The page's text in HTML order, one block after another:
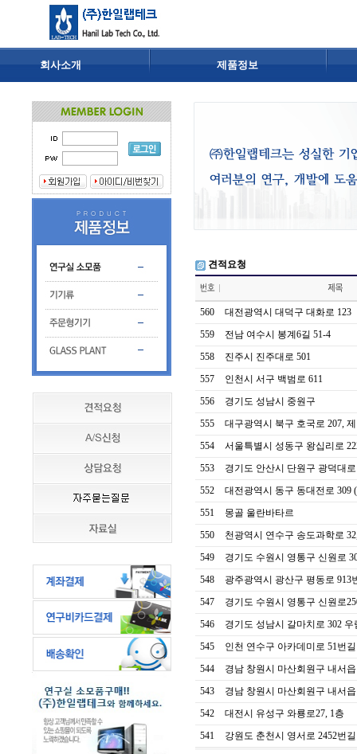
회사소개 제품정보
견적요청
560
대전광역시 대덕구 대화로 123
559
전남 여수시 봉계6길 51-4
558
진주시 진주대로 501
557
인천시 서구 백범로 611
556
경기도 성남시 중원구
555
대구광역시 북구 호국로 207,
554
서울특별시 성동구 왕십리로
553
경기도 안산시 단원구 광덕대로
552
대전광역시 동구 동대전로 309
551
몽골 울란바타르
550
천광역시 연수구 송도과학로
549
경기도 수원시 영통구 신원로
548
광주광역시 광산구 평동로 913
547
경기도 수원시 영통구 신원로
546
경기도 성남시 갈마치로 302
545
인천 연수구 아카데미로 51번
544
경남 창원시 마산회원구 내서
543
경남 창원시 마산회원구 내서
542
대전시 유성구 와룡로27, 1층
541
강원도 춘천시 영서로 2452번